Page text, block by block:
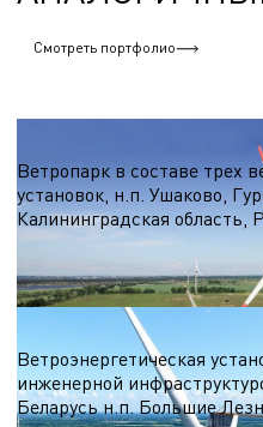
Смотреть портфолио
Ветропарк в составе трех
установок, н.п. Ушаково,
Калининградская область,
Ветроэнергетика
Ветроэнергетическая
инженерной
Беларусь н.п. Большие